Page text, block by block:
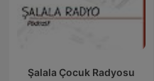
Şalala Çocuk Radyosu